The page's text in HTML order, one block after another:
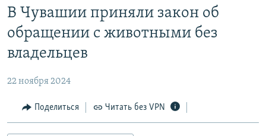
доступа
Вернуться
основному
Вернутся
ПОДКАСТЫ
АВТОРСКИЕ ПРОЕКТЫ
МНЕНИЯ
КУЛЬТУРА
В Чувашии приняли закон об
обращении с животными без
владельцев
22 ноября 2024
Поделиться Читать без VPN